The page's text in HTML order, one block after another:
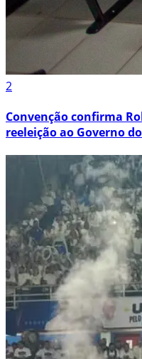
2
Convenção confirma
reeleição ao Governo